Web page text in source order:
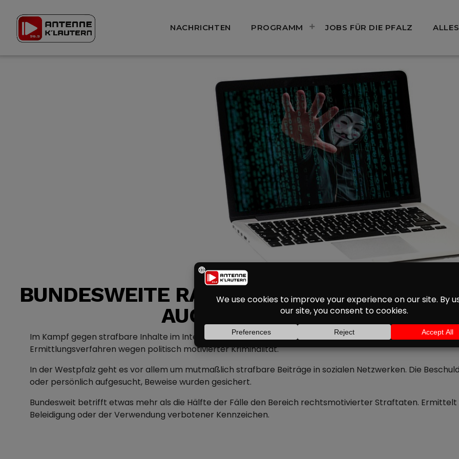
NACHRICHTEN PROGRAMM JOBS FÜR DIE PFALZ
BUNDESWEITE RAZZIEN GEGEN
AUCH EINSÄTZE IN DER
Im Kampf gegen strafbare Inhalte im Internet haben Ermittler bundesweit zugeschlagen – auch in der
Ermittlungsverfahren wegen politisch motivierter Kriminalität.
In der Westpfalz geht es vor allem um mutmaßlich strafbare Beiträge in sozialen Netzwerken. Die
oder persönlich aufgesucht, Beweise wurden gesichert.
Bundesweit betrifft etwas mehr als die Hälfte der Fälle den Bereich rechtsmotivierter Straftaten.
Beleidigung oder der Verwendung verbotener Kennzeichen.